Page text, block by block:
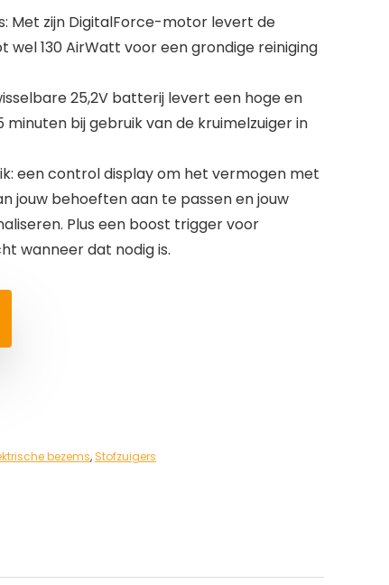
Met zijn DigitalForce-motor levert de
130 AirWatt voor een grondige reiniging
25,2V batterij levert een hoge en
bij gebruik van de kruimelzuiger in
een control display om het vermogen met
jouw behoeften aan te passen en jouw
Plus een boost trigger voor
wanneer dat nodig is.
bezems, Stofzuigers